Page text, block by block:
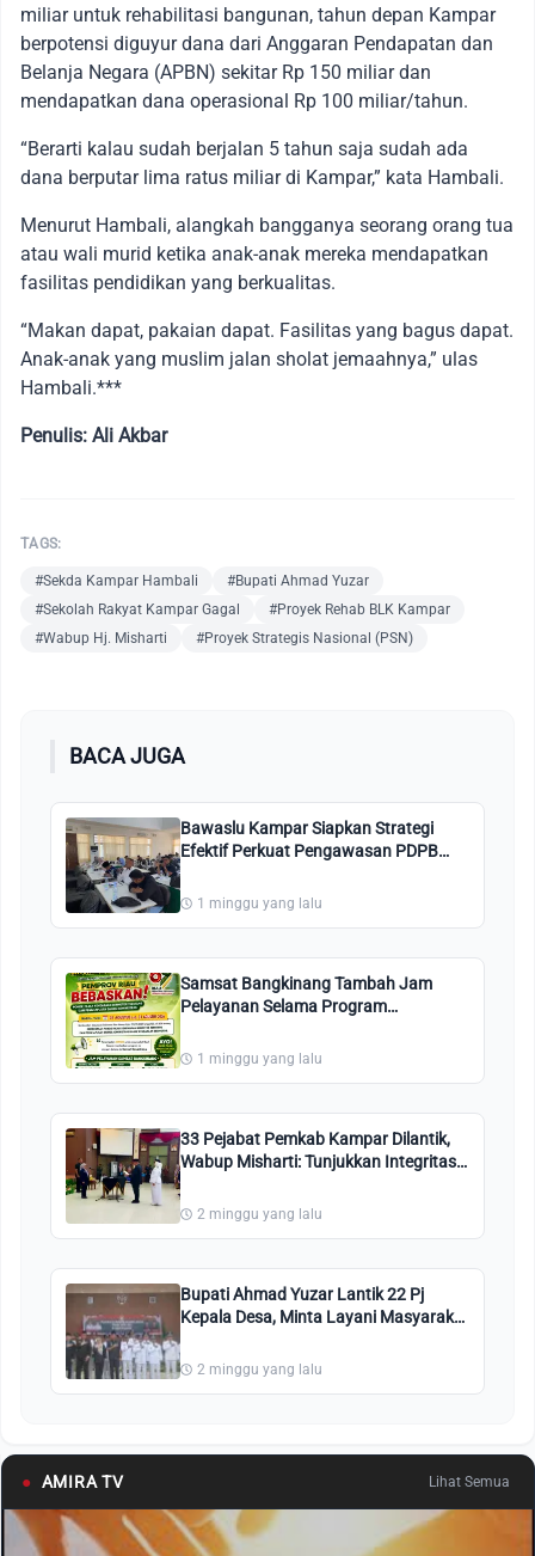
miliar untuk rehabilitasi bangunan, tahun depan Kampar
berpotensi diguyur dana dari Anggaran Pendapatan dan
Belanja Negara (APBN) sekitar Rp 150 miliar dan
mendapatkan dana operasional Rp 100 miliar/tahun.
“Berarti kalau sudah berjalan 5 tahun saja sudah ada
dana berputar lima ratus miliar di Kampar,” kata Hambali.
Menurut Hambali, alangkah bangganya seorang orang tua
atau wali murid ketika anak-anak mereka mendapatkan
fasilitas pendidikan yang berkualitas.
“Makan dapat, pakaian dapat. Fasilitas yang bagus dapat.
Anak-anak yang muslim jalan sholat jemaahnya,” ulas
Hambali.***
Penulis: Ali Akbar
TAGS:
#Sekda Kampar Hambali
#Bupati Ahmad Yuzar
#Sekolah Rakyat Kampar Gagal
#Proyek Rehab BLK Kampar
#Wabup Hj. Misharti
#Proyek Strategis Nasional (PSN)
BACA JUGA
Bawaslu Kampar Siapkan Strategi
Efektif Perkuat Pengawasan PDPB
1 minggu yang lalu
Samsat Bangkinang Tambah Jam
Pelayanan Selama Program
Bermotor
1 minggu yang lalu
33 Pejabat Pemkab Kampar Dilantik,
Wabup Misharti: Tunjukkan Integritas
2 minggu yang lalu
Bupati Ahmad Yuzar Lantik 22 Pj
Kepala Desa, Minta Layani Masyarakat
2 minggu yang lalu
● AMIRA TV Lihat Semua